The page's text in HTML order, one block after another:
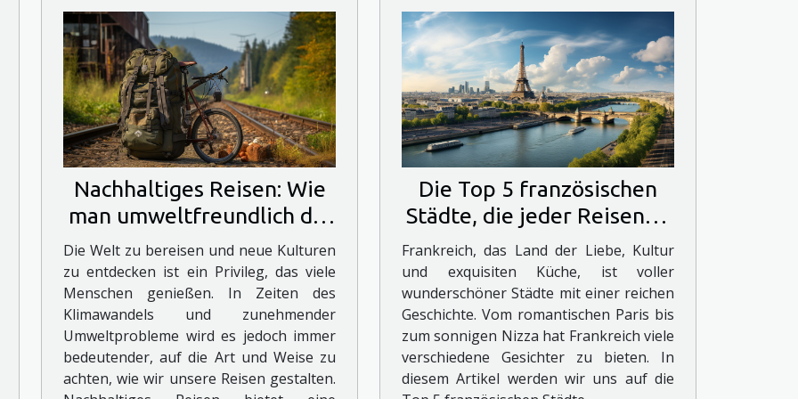
Nachhaltiges Reisen: Wie
man umweltfreundlich die
Welt erkunden kann
Die Welt zu bereisen und neue Kulturen
zu entdecken ist ein Privileg, das viele
Menschen genießen. In Zeiten des
Klimawandels und zunehmender
Umweltprobleme wird es jedoch immer
bedeutender, auf die Art und Weise zu
achten, wie wir unsere Reisen gestalten.
Die Top 5 französischen
Städte, die jeder Reisende
besuchen sollte
Frankreich, das Land der Liebe, Kultur
und exquisiten Küche, ist voller
wunderschöner Städte mit einer reichen
Geschichte. Vom romantischen Paris bis
zum sonnigen Nizza hat Frankreich viele
verschiedene Gesichter zu bieten. In
diesem Artikel werden wir uns auf die